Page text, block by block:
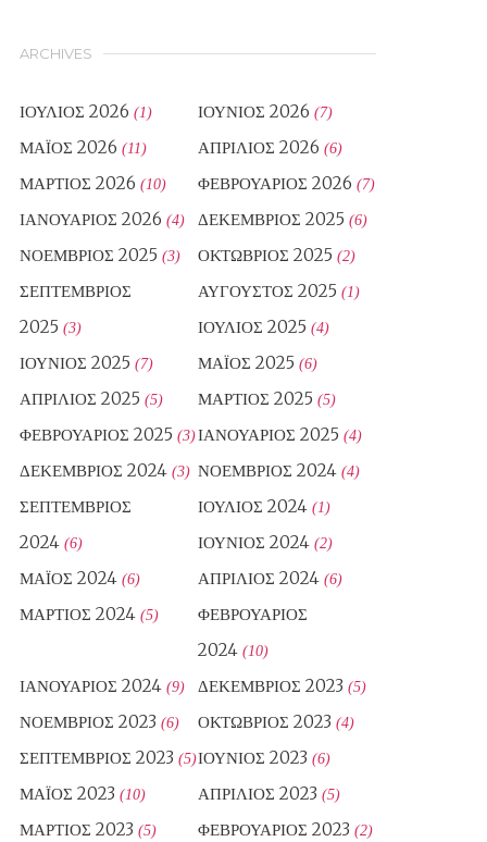
ARCHIVES
ΙΟΎΛΙΟΣ 2026 (1) ΙΟΎΝΙΟΣ 2026 (7)
ΜΆΙΟΣ 2026 (11) ΑΠΡΊΛΙΟΣ 2026 (6)
ΜΆΡΤΙΟΣ 2026 (10) ΦΕΒΡΟΥΆΡΙΟΣ 2026 (7)
ΙΑΝΟΥΆΡΙΟΣ 2026 (4) ΔΕΚΈΜΒΡΙΟΣ 2025 (6)
ΝΟΈΜΒΡΙΟΣ 2025 (3) ΟΚΤΏΒΡΙΟΣ 2025 (2)
ΣΕΠΤΈΜΒΡΙΟΣ
2025 (3)
ΑΎΓΟΥΣΤΟΣ 2025 (1)
ΙΟΎΛΙΟΣ 2025 (4)
ΙΟΎΝΙΟΣ 2025 (7) ΜΆΙΟΣ 2025 (6)
ΑΠΡΊΛΙΟΣ 2025 (5) ΜΆΡΤΙΟΣ 2025 (5)
ΦΕΒΡΟΥΆΡΙΟΣ 2025 (3)ΙΑΝΟΥΆΡΙΟΣ 2025 (4)
ΔΕΚΈΜΒΡΙΟΣ 2024 (3) ΝΟΈΜΒΡΙΟΣ 2024 (4)
ΣΕΠΤΈΜΒΡΙΟΣ
2024 (6)
ΙΟΎΛΙΟΣ 2024 (1)
ΙΟΎΝΙΟΣ 2024 (2)
ΜΆΙΟΣ 2024 (6) ΑΠΡΊΛΙΟΣ 2024 (6)
ΜΆΡΤΙΟΣ 2024 (5)
ΦΕΒΡΟΥΆΡΙΟΣ
2024 (10)
ΙΑΝΟΥΆΡΙΟΣ 2024 (9) ΔΕΚΈΜΒΡΙΟΣ 2023 (5)
ΝΟΈΜΒΡΙΟΣ 2023 (6) ΟΚΤΏΒΡΙΟΣ 2023 (4)
ΣΕΠΤΈΜΒΡΙΟΣ 2023 (5)ΙΟΎΝΙΟΣ 2023 (6)
ΜΆΙΟΣ 2023 (10) ΑΠΡΊΛΙΟΣ 2023 (5)
ΜΆΡΤΙΟΣ 2023 (5) ΦΕΒΡΟΥΆΡΙΟΣ 2023 (2)